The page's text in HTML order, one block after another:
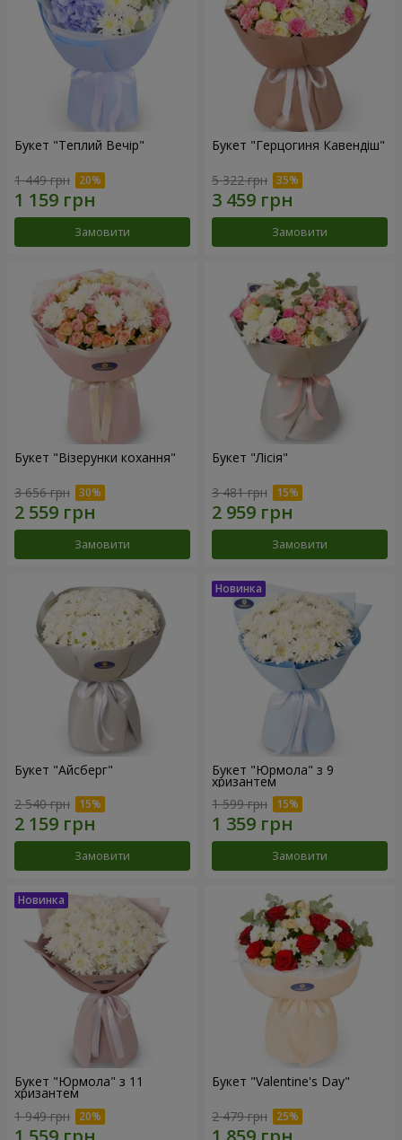
Букет "Теплий Вечір"
1 449 грн
Замовити
Букет "Герцогиня Кавендіш"
5 322 грн
Замовити
Букет "Візерунки кохання"
3 656 грн
Замовити
Букет "Лісія"
3 481 грн
Замовити
Букет "Айсберг"
2 540 грн
Замовити
Букет "Юрмола" з 9
хризантем
1 599 грн
Замовити
Букет "Юрмола" з 11
хризантем
1 949 грн
Букет "Valentine's Day"
2 479 грн